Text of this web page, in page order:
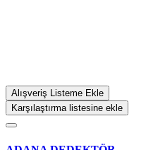
Alışveriş Listeme Ekle
Karşılaştırma listesine ekle